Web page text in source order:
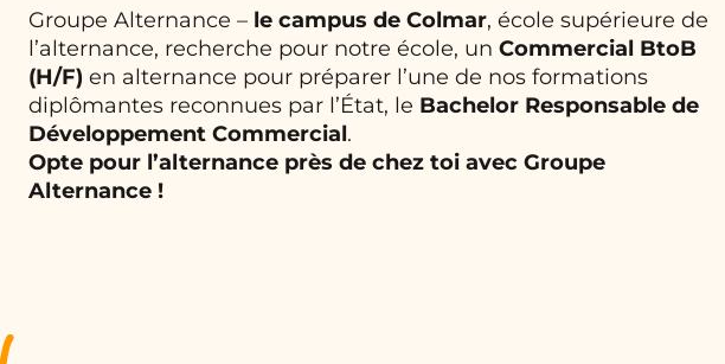
Groupe Alternance – le campus de Colmar, école supérieure de
l’alternance, recherche pour notre école, un Commercial BtoB
(H/F) en alternance pour préparer l’une de nos formations
diplômantes reconnues par l’État, le Bachelor Responsable de
Développement Commercial.
Opte pour l’alternance près de chez toi avec Groupe
Alternance !